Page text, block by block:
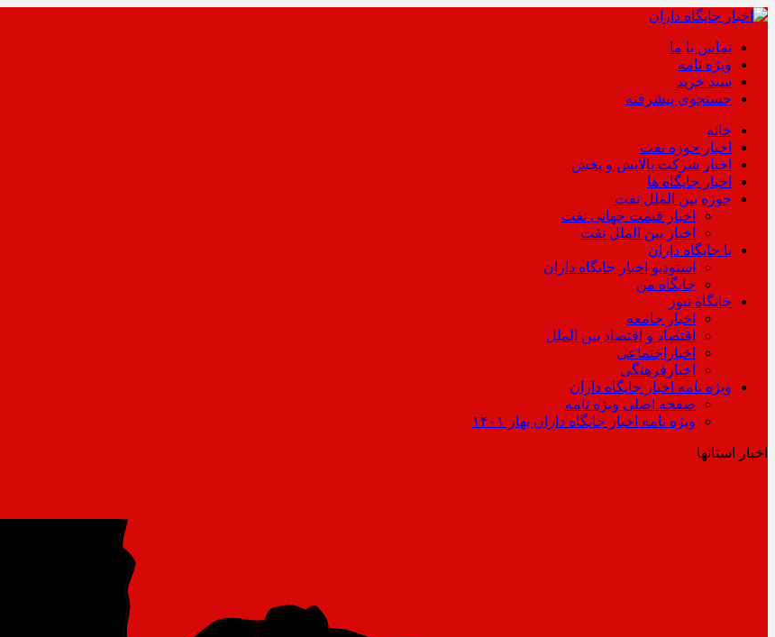
تماس با ما
ویژه نامه
سبد خرید
جستجوی پیشرفته
خانه
اخبار حوزه نفت
اخبار شرکت پالایش و پخش
اخبار جایگاه ها
حوزه بین الملل نفت
اخبار قیمت جهانی نفت
اخبار بین الملل نفت
با جایگاه داران
استودیو اخبار جایگاه داران
جایگاه من
جایگاه نیوز
اخبار جامعه
اقتصاد و اقتصاد بین الملل
اخباراجتماعی
اخبارفرهنگی
ویژه نامه اخبار جایگاه داران
صفحه اصلی ویژه نامه
ویژه نامه اخبار جایگاه داران بهار ۱۴۰۱
اخبار استانها